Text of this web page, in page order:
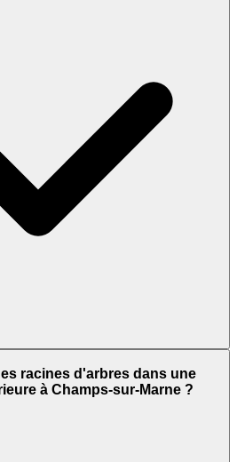
racines d'arbres dans une
à Champs-sur-Marne ?